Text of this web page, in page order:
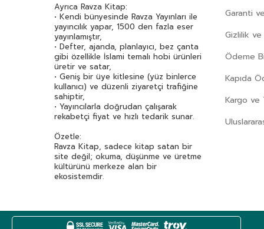
Aslıhan Cengiz(45)
Atasoy Müftüoğlu(46)
Attila İlhan(47)
Av. Erhan Günay (38)
Aydoğan Yavaşlı(40)
Ayla Çınaroğlu(82)
Ayla Kutlu(34)
Ayşe Kulin(61)
Aytül Akal
Aziz Nesin(126)
Aziz Sivaslıoğlu (34)
Bediüzzaman Said Nursi(534)
Ayrıca Ravza Kitap:
• Kendi bünyesinde Ravza Yayınları ile
yayıncılık yapar, 1500 den fazla eser
yayınlamıştır,
• Defter, ajanda, planlayıcı, bez çanta
gibi özellikle İslami temalı hobi ürünleri
üretir ve satar,
• Geniş bir üye kitlesine (yüz binlerce
kullanıcı) ve düzenli ziyaretçi trafiğine
sahiptir,
• Yayıncılarla doğrudan çalışarak
rekabetçi fiyat ve hızlı tedarik sunar.
Özetle:
Ravza Kitap, sadece kitap satan bir
site değil; okuma, düşünme ve üretme
kültürünü merkeze alan bir
ekosistemdir.
Garanti
Gizlilik
Ödeme
Kapıda
Kargo ve